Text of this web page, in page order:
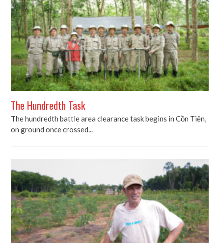
The Hundredth Task
The hundredth battle area clearance task begins in Cồn Tiên,
on ground once crossed...